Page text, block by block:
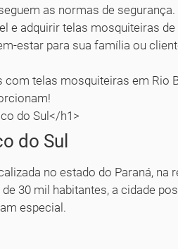
as normas de segurança.
e adquirir telas mosquiteiras de
estar para sua família ou
com telas mosquiteiras em Rio
do Sul</h1>
do Sul
no estado do Paraná, na
30 mil habitantes, a cidade
especial.